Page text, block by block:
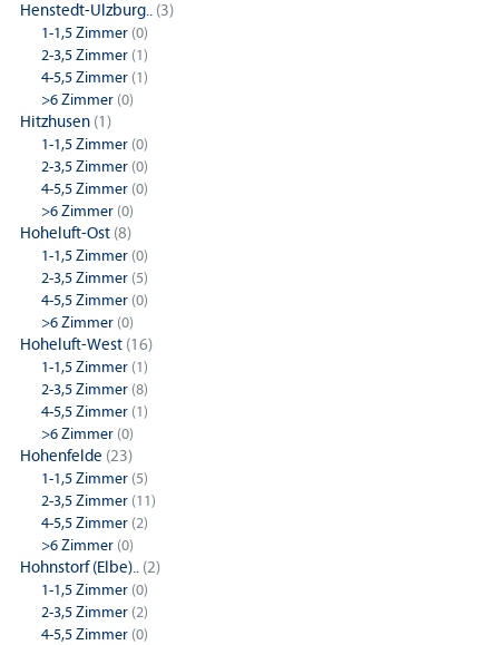
Henstedt-Ulzburg.. (3)
1-1,5 Zimmer (0)
2-3,5 Zimmer (1)
4-5,5 Zimmer (1)
>6 Zimmer (0)
Hitzhusen (1)
1-1,5 Zimmer (0)
2-3,5 Zimmer (0)
4-5,5 Zimmer (0)
>6 Zimmer (0)
Hoheluft-Ost (8)
1-1,5 Zimmer (0)
2-3,5 Zimmer (5)
4-5,5 Zimmer (0)
>6 Zimmer (0)
Hoheluft-West (16)
1-1,5 Zimmer (1)
2-3,5 Zimmer (8)
4-5,5 Zimmer (1)
>6 Zimmer (0)
Hohenfelde (23)
1-1,5 Zimmer (5)
2-3,5 Zimmer (11)
4-5,5 Zimmer (2)
>6 Zimmer (0)
Hohnstorf (Elbe).. (2)
1-1,5 Zimmer (0)
2-3,5 Zimmer (2)
4-5,5 Zimmer (0)